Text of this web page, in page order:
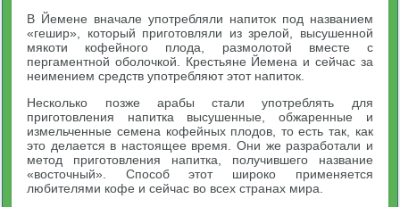
В Йемене вначале употребляли напиток под названием
«гешир», который приготовляли из зрелой, высушенной
мякоти кофейного плода, размолотой вместе с
пергаментной оболочкой. Крестьяне Йемена и сейчас за
неимением средств употребляют этот напиток.
Несколько позже арабы стали употреблять для
приготовления напитка высушенные, обжаренные и
измельченные семена кофейных плодов, то есть так, как
это делается в настоящее время. Они же разработали и
метод приготовления напитка, получившего название
«восточный». Способ этот широко применяется
любителями кофе и сейчас во всех странах мира.